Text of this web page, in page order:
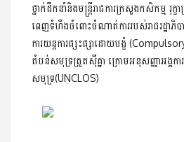
ថ្នាក់ដឹកនាំនិងមន្ត្រីរាជការក្រសួងកសិកម្ម រុក្
ពេញទំហឹងចំពោះចំណាត់ការរបស់រាជរដ្ឋាភិបា
ការយន្តការផ្សះផ្សាដោយបង្ខំ
តំបន់សមុទ្រត្រួតស៊ីគ្នា ក្រោមអនុសញ្ញាអង្គក
សមុទ្រ(UNCLOS)